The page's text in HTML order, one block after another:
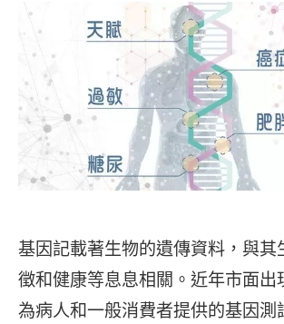
基因記載著生物的遺傳資料，與其
徵和健康等息息相關。近年市面出
為病人和一般消費者提供的基因測